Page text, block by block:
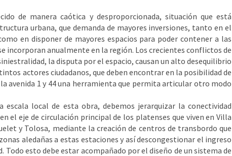
de manera caótica y desproporcionada, situación que está
urbana, que demanda de mayores inversiones, tanto en el
en disponer de mayores espacios para poder contener a las
incorporan anualmente en la región. Los crecientes conflictos de
la disputa por el espacio, causan un alto desequilibrio
actores ciudadanos, que deben encontrar en la posibilidad de
avenida 1 y 44 una herramienta que permita articular otro modo
escala local de esta obra, debemos jerarquizar la conectividad
el eje de circulación principal de los platenses que viven en Villa
y Tolosa, mediante la creación de centros de transbordo que
aledañas a estas estaciones y así descongestionar el ingreso
Todo esto debe estar acompañado por el diseño de un sistema de